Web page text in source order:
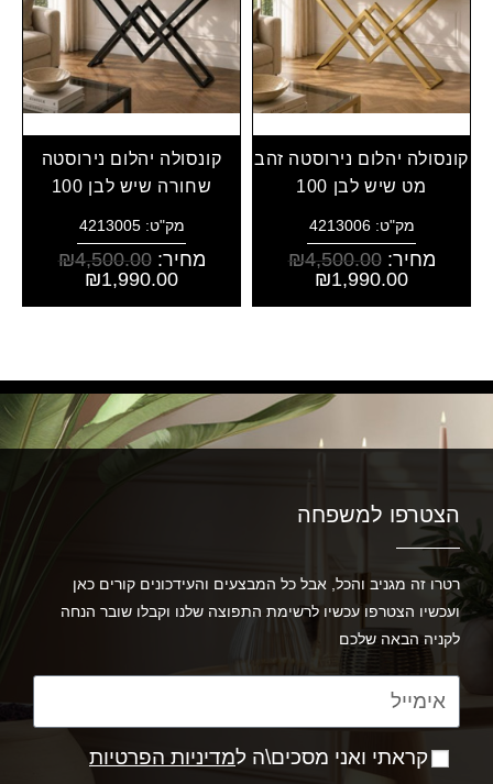
קונסולה יהלום נירוסטה זהב
מט שיש לבן 100
מק"ט: 4213006
מחיר: ₪4,500.00
₪1,990.00
קונסולה יהלום נירוסטה
שחורה שיש לבן 100
מק"ט: 4213005
מחיר: ₪4,500.00
₪1,990.00
הצטרפו למשפחה
רטרו זה מגניב והכל, אבל כל המבצעים והעידכונים קורים כאן
ועכשיו הצטרפו עכשיו לרשימת התפוצה שלנו וקבלו שובר הנחה
לקניה הבאה שלכם
קראתי ואני מסכים\ה למדיניות הפרטיות